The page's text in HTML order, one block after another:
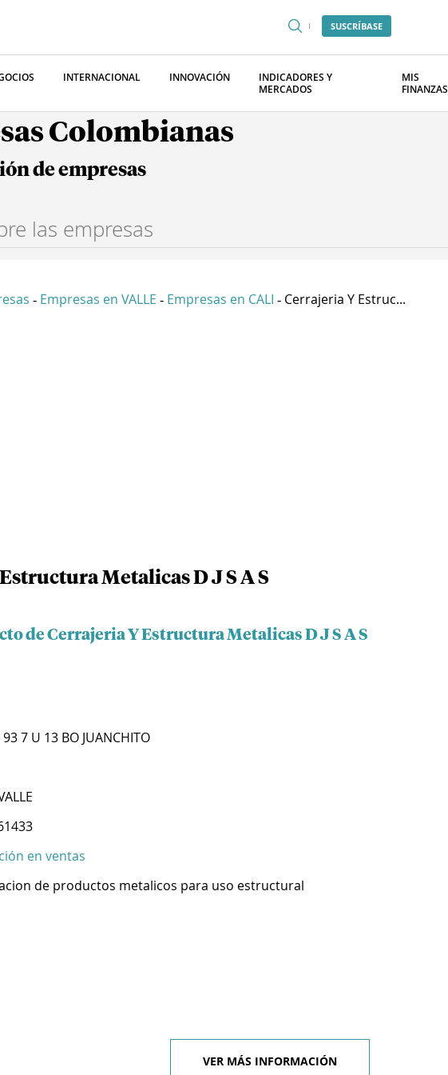
SUSCRÍBASE
INTERNACIONAL INNOVACIÓN
INDICADORES Y
MERCADOS
MIS
FINANZAS
Colombianas
de empresas
- Empresas en VALLE - Empresas en CALI - Cerrajeria Y Estruc...
Metalicas D J S A S
de Cerrajeria Y Estructura Metalicas D J S A S
93 7 U 13 BO JUANCHITO
en ventas
de productos metalicos para uso estructural
VER MÁS INFORMACIÓN